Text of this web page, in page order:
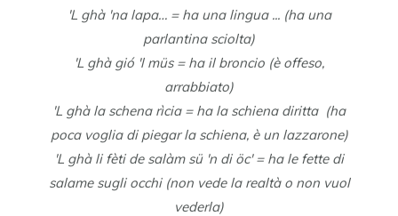
'L ghà 'na lapa… = ha una lingua ... (ha una
parlantina sciolta)
'L ghà gió 'l müs = ha il broncio (è offeso,
arrabbiato)
'L ghà la schena rìcia = ha la schiena diritta (ha
poca voglia di piegar la schiena, è un lazzarone)
'L ghà li fèti de salàm sü 'n di öc' = ha le fette di
salame sugli occhi (non vede la realtà o non vuol
vederla)